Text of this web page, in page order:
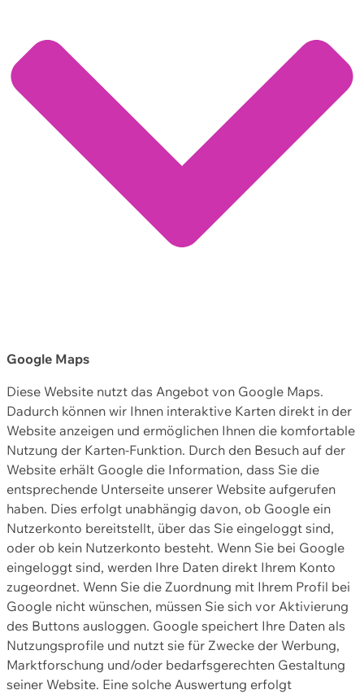
Google Maps
Diese Website nutzt das Angebot von Google Maps.
Dadurch können wir Ihnen interaktive Karten direkt in der
Website anzeigen und ermöglichen Ihnen die komfortable
Nutzung der Karten-Funktion. Durch den Besuch auf der
Website erhält Google die Information, dass Sie die
entsprechende Unterseite unserer Website aufgerufen
haben. Dies erfolgt unabhängig davon, ob Google ein
Nutzerkonto bereitstellt, über das Sie eingeloggt sind,
oder ob kein Nutzerkonto besteht. Wenn Sie bei Google
eingeloggt sind, werden Ihre Daten direkt Ihrem Konto
zugeordnet. Wenn Sie die Zuordnung mit Ihrem Profil bei
Google nicht wünschen, müssen Sie sich vor Aktivierung
des Buttons ausloggen. Google speichert Ihre Daten als
Nutzungsprofile und nutzt sie für Zwecke der Werbung,
Marktforschung und/oder bedarfsgerechten Gestaltung
seiner Website. Eine solche Auswertung erfolgt